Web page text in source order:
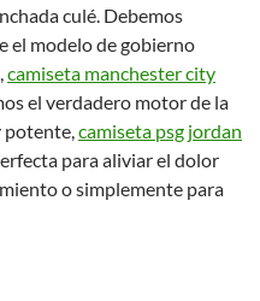
culé. Debemos
el modelo de gobierno
camiseta manchester city
el verdadero motor de la
potente,camiseta psg jordan
para aliviar el dolor
o simplemente para